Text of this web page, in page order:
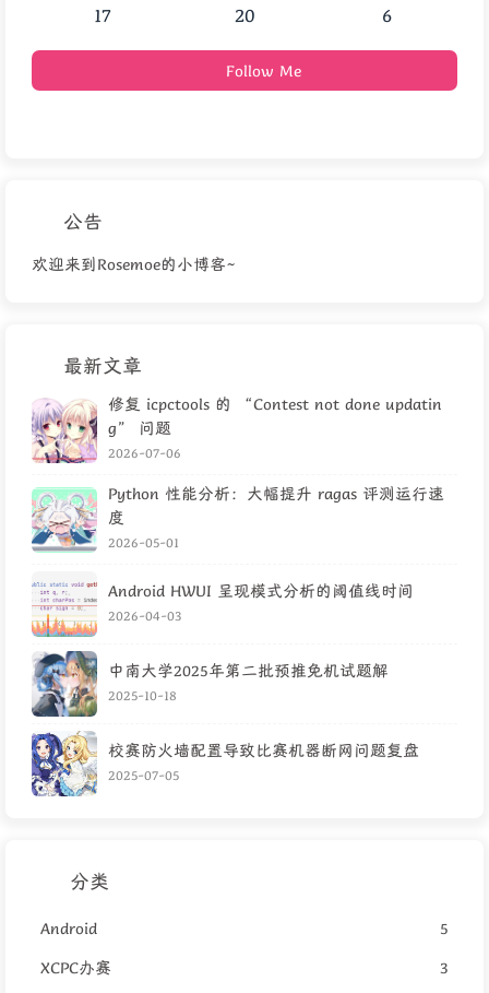
17 20 6
Follow Me
公告
欢迎来到Rosemoe的小博客~
最新文章
修复 icpctools 的 “Contest not done updatin
g” 问题
2026-07-06
Python 性能分析：大幅提升 ragas 评测运行速
度
2026-05-01
Android HWUI 呈现模式分析的阈值线时间
2026-04-03
中南大学2025年第二批预推免机试题解
2025-10-18
校赛防火墙配置导致比赛机器断网问题复盘
2025-07-05
分类
Android
5
XCPC办赛
3